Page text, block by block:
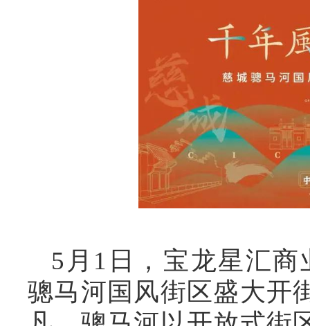
5月1日，宝龙星汇
骢马河国风街区盛大开